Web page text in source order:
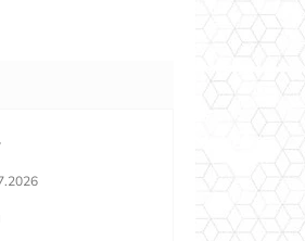
obchodu je 5 z 5 hvězdiček.